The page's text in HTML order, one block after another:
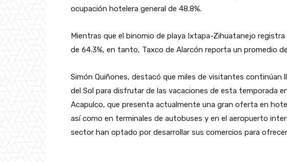
ocupación hotelera general de 48.8%.
Mientras que el binomio de playa Ixtapa-Zihuatanejo
de 64.3%, en tanto, Taxco de Alarcón reporta un promedio
Simón Quiñones, destacó que miles de visitantes continúan
del Sol para disfrutar de las vacaciones de esta temporada
Acapulco, que presenta actualmente una gran oferta en
así como en terminales de autobuses y en el aeropuerto
sector han optado por desarrollar sus comercios para